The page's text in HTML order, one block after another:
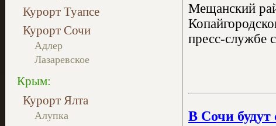
Курорт Туапсе
Курорт Сочи
Адлер
Лазаревское
Крым:
Курорт Ялта
Алупка
Мещанский
пресс-службе
В Сочи